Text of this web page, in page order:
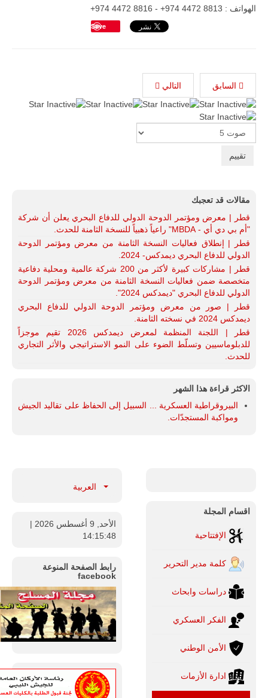
الهواتف : 8813 4472 974+ - 8816 4472 974+
Save
السابق التالي
Rate
مقالات قد تعجبك
قطر | معرض ومؤتمر الدوحة الدولي للدفاع البحري يعلن أن شركة
"أم بي دي أي - MBDA" راعياً ذهبياً للنسخة الثامنة للحدث.
قطر | إنطلاق فعاليات النسخة الثامنة من معرض ومؤتمر الدوحة
الدولي للدفاع البحري ديمدكس- 2024.
قطر | مشاركات كبيرة لأكثر من 200 شركة عالمية ومحلية دفاعية
متخصصة ضمن فعاليات النسخة الثامنة من معرض ومؤتمر الدوحة
الدولي للدفاع البحري "ديمدكس 2024".
قطر | صور من معرض ومؤتمر الدوحة الدولي للدفاع البحري
ديمدكس 2024 في نسخته الثامنة.
قطر | اللجنة المنظمة لمعرض ديمدكس 2026 تقيم موجزاً
للدبلوماسيين وتسلّط الضوء على النمو الاستراتيجي والأثر التجاري
للحدث.
الاكثر قراءة هذا الشهر
البيروقراطية العسكرية ... السبيل إلى الحفاظ على تقاليد الجيش
ومواكبة المستجدّات.
اقسام المجلة
الإفتتاحية
كلمة مدير التحرير
دراسات وابحاث
الفكر العسكري
الأمن الوطني
ادارة الأزمات
العربية
الأحد, 9 أغسطس 2026
|
14:15:49
رابط الصفحة المنوعة
facebook